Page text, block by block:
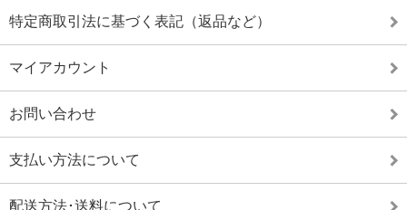
特定商取引法に基づく表記（返品など）
マイアカウント
お問い合わせ
支払い方法について
配送方法･送料について